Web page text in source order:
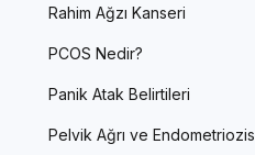
Rahim Ağzı Kanseri
PCOS Nedir?
Panik Atak Belirtileri
Pelvik Ağrı ve Endometriozis